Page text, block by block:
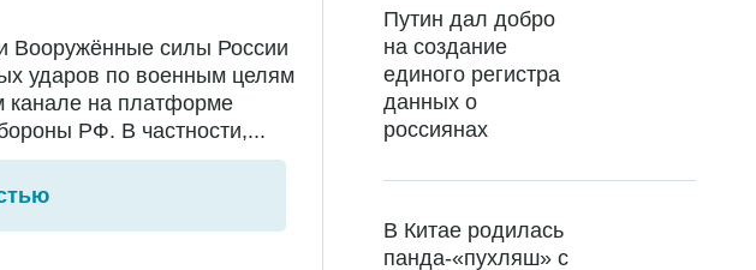
Вооружённые силы России
ударов по военным целям
канале на платформе
РФ. В частности,...
Путин дал добро
на создание
единого регистра
данных о
россиянах
В Китае родилась
панда-«пухляш» с